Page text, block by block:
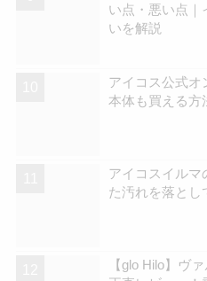
い点・悪い点｜
いを解説
アイコス公式オ
本体も買える方
アイコスイルマ
た汚れを落とし
【glo Hilo】ヴ